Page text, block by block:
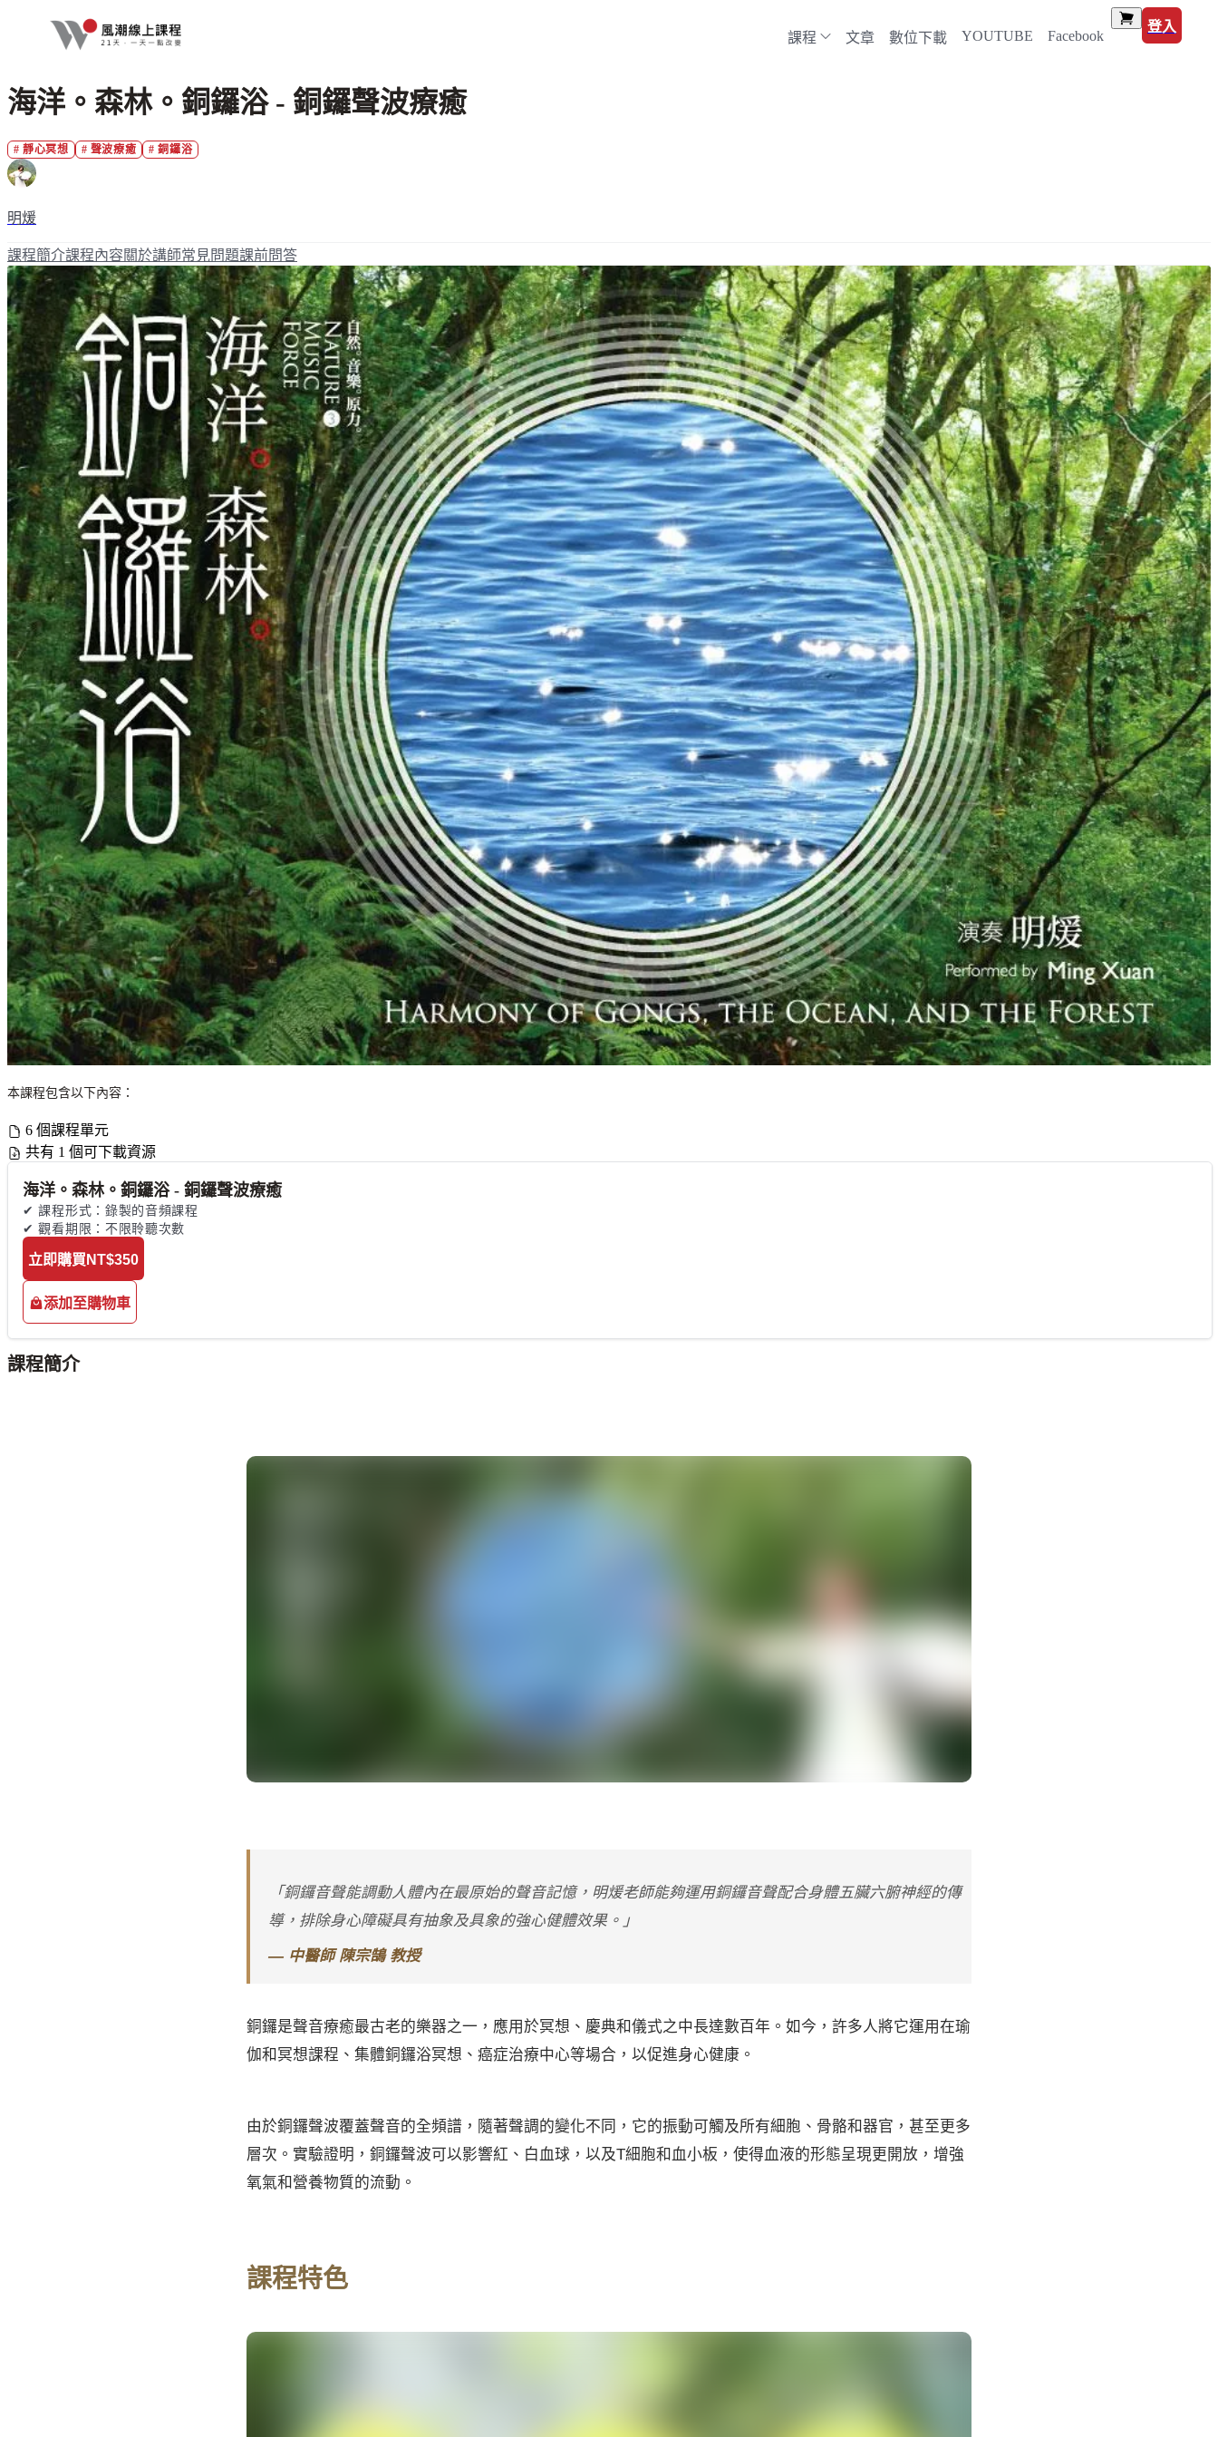
課程 文章 數位下載 YOUTUBE Facebook
登入
海洋。森林。銅鑼浴 - 銅鑼聲波療癒
#靜心冥想 # 聲波療癒 #銅鑼浴
明煖
課程簡介課程內容關於講師常見問題課前問答
本課程包含以下內容：
6 個課程單元
共有 1 個可下載資源
海洋。森林。銅鑼浴 - 銅鑼聲波療癒
✔ 課程形式：錄製的音頻課程
✔ 觀看期限：不限聆聽次數
立即購買 NT$350
添加至購物車
課程簡介
「銅鑼音聲能調動人體內在最原始的聲音記憶，明煖老師能夠運用銅鑼音聲配合身體五臟六腑神經的傳
導，排除身心障礙具有抽象及具象的強心健體效果。」
— 中醫師 陳宗鵠 教授
銅鑼是聲音療癒最古老的樂器之一，應用於冥想、慶典和儀式之中長達數百年。如今，許多人將它運用在瑜
伽和冥想課程、集體銅鑼浴冥想、癌症治療中心等場合，以促進身心健康。
由於銅鑼聲波覆蓋聲音的全頻譜，隨著聲調的變化不同，它的振動可觸及所有細胞、骨骼和器官，甚至更多
層次。實驗證明，銅鑼聲波可以影響紅、白血球，以及T細胞和血小板，使得血液的形態呈現更開放，增強
氧氣和營養物質的流動。
課程特色